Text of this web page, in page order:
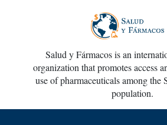
Salud y Fármacos is an
organization that promotes access
use of pharmaceuticals among the
population.